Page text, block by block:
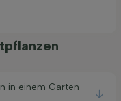
in einem Garten